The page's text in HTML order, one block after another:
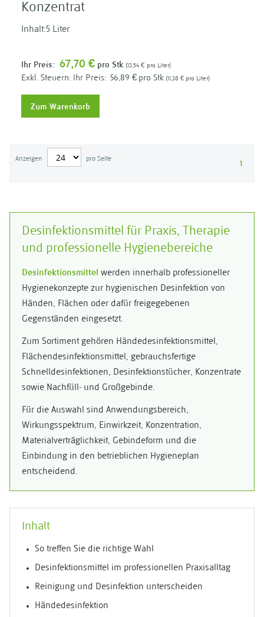
Konzentrat
Inhalt:5 Liter
Ihr Preis: 67,70 € pro Stk 13,54 € pro Liter
Ihr Preis: 56,89 € pro Stk 11,38 € pro Liter
Zum Warenkorb
Anzeigen pro Seite 1
Desinfektionsmittel für Praxis, Therapie
und professionelle Hygienebereiche
Desinfektionsmittel werden innerhalb professioneller
Hygienekonzepte zur hygienischen Desinfektion von
Händen, Flächen oder dafür freigegebenen
Gegenständen eingesetzt.
Zum Sortiment gehören Händedesinfektionsmittel,
Flächendesinfektionsmittel, gebrauchsfertige
Schnelldesinfektionen, Desinfektionstücher, Konzentrate
sowie Nachfüll- und Großgebinde.
Für die Auswahl sind Anwendungsbereich,
Wirkungsspektrum, Einwirkzeit, Konzentration,
Materialverträglichkeit, Gebindeform und die
Einbindung in den betrieblichen Hygieneplan
entscheidend.
Inhalt
So treffen Sie die richtige Wahl
Desinfektionsmittel im professionellen Praxisalltag
Reinigung und Desinfektion unterscheiden
Händedesinfektion